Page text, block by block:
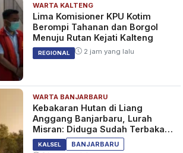
WARTA KALTENG
Lima Komisioner KPU Kotim
Berompi Tahanan dan Borgol
Menuju Rutan Kejati Kalteng
REGIONAL 2 jam yang lalu
WARTA BANJARBARU
Kebakaran Hutan di Liang
Anggang Banjarbaru, Lurah
Misran: Diduga Sudah Terbakar
Sejak Tadi Malam
KALSEL
BANJARBARU